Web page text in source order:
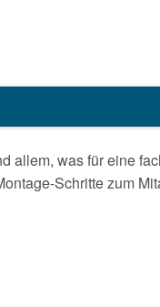
allem, was für eine
Schritte zum